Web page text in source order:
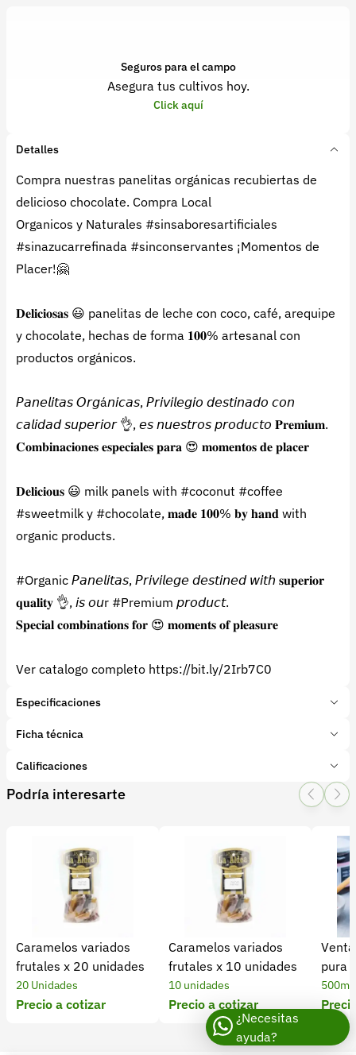
Seguros para el campo
Asegura tus cultivos hoy.
Click aquí
Detalles
Compra nuestras panelitas orgánicas recubiertas de
delicioso chocolate. Compra Local
Organicos y Naturales #sinsaboresartificiales
#sinazucarrefinada #sinconservantes ¡Momentos de
Placer!🤗
𝐃𝐞𝐥𝐢𝐜𝐢𝐨𝐬𝐚𝐬 😃 panelitas de leche con coco, café, arequipe
y chocolate, hechas de forma 𝟏𝟎𝟎% artesanal con
productos orgánicos.
𝘗𝘢𝘯𝘦𝘭𝘪𝘵𝘢𝘴 𝘖𝘳𝘨á𝘯𝘪𝘤𝘢𝘴, 𝘗𝘳𝘪𝘷𝘪𝘭𝘦𝘨𝘪𝘰 𝘥𝘦𝘴𝘵𝘪𝘯𝘢𝘥𝘰 𝘤𝘰𝘯
𝘤𝘢𝘭𝘪𝘥𝘢𝘥 𝘴𝘶𝘱𝘦𝘳𝘪𝘰𝘳 👌, 𝘦𝘴 𝘯𝘶𝘦𝘴𝘵𝘳𝘰𝘴 𝘱𝘳𝘰𝘥𝘶𝘤𝘵𝘰 𝐏𝐫𝐞𝐦𝐢𝐮𝐦.
𝐂𝐨𝐦𝐛𝐢𝐧𝐚𝐜𝐢𝐨𝐧𝐞𝐬 𝐞𝐬𝐩𝐞𝐜𝐢𝐚𝐥𝐞𝐬 𝐩𝐚𝐫𝐚 😍 𝐦𝐨𝐦𝐞𝐧𝐭𝐨𝐬 𝐝𝐞 𝐩𝐥𝐚𝐜𝐞𝐫
𝐃𝐞𝐥𝐢𝐜𝐢𝐨𝐮𝐬 😃 milk panels with #coconut #coffee
#sweetmilk y #chocolate, 𝐦𝐚𝐝𝐞 𝟏𝟎𝟎% 𝐛𝐲 𝐡𝐚𝐧𝐝 with
organic products.
#Organic 𝘗𝘢𝘯𝘦𝘭𝘪𝘵𝘢𝘴, 𝘗𝘳𝘪𝘷𝘪𝘭𝘦𝘨𝘦 𝘥𝘦𝘴𝘵𝘪𝘯𝘦𝘥 𝘸𝘪𝘵𝘩 𝐬𝐮𝐩𝐞𝐫𝐢𝐨𝐫
𝐪𝐮𝐚𝐥𝐢𝐭𝐲 👌, 𝘪𝘴 𝘰𝘶r #Premium 𝘱𝘳𝘰𝘥𝘶𝘤𝘵.
𝐒𝐩𝐞𝐜𝐢𝐚𝐥 𝐜𝐨𝐦𝐛𝐢𝐧𝐚𝐭𝐢𝐨𝐧𝐬 𝐟𝐨𝐫 😍 𝐦𝐨𝐦𝐞𝐧𝐭𝐬 𝐨𝐟 𝐩𝐥𝐞𝐚𝐬𝐮𝐫𝐞
Ver catalogo completo https://bit.ly/2Irb7C0
Especificaciones
Marca: Caña & Coco
Tipo de producto:
Subcategoría:Chocolate
Ficha técnica
Calificaciones
1 Star
2 Star
3 Star4 Star
5 Estrellas
4 Estrellas
3 Estrellas
0 %
2 Estrellas
1 Estrellas
Podría interesarte
Caramelos variados
frutales x 20 unidades
20 Unidades
Precio a cotizar
Caramelos variados
frutales x 10 unidades
10 unidades
Precio a cotizar
pura
500ml
¿Necesitas
ayuda?